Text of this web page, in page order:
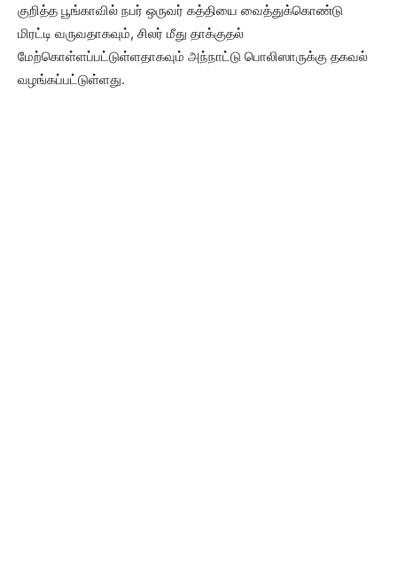
குறித்த பூங்காவில் நபர் ஒருவர் கத்தியை வைத்துக்கொண்டு
மிரட்டி வருவதாகவும், சிலர் மீது தாக்குதல்
மேற்கொள்ளப்பட்டுள்ளதாகவும் அந்நாட்டு பொலிஸாருக்கு தகவல்
வழங்கப்பட்டுள்ளது.